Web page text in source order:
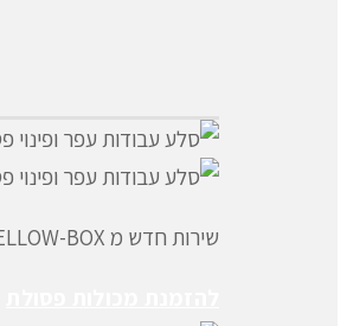
שירות חדש מ YELLOW-BOX פינוי מכולות פסולת בניין כולל משלוח ואיסוף.